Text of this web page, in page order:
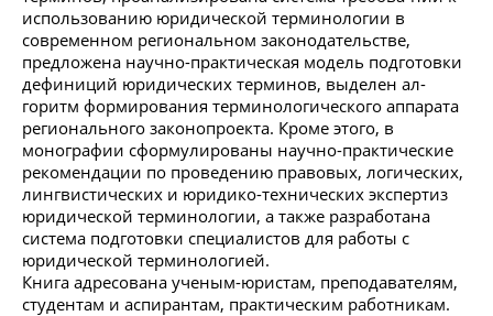
использованию юридической терминологии в
современном региональном законодательстве,
предложена научно-практическая модель подготовки
дефиниций юридических терминов, выделен ал-
горитм формирования терминологического аппарата
регионального законопроекта. Кроме этого, в
монографии сформулированы научно-практические
рекомендации по проведению правовых, логических,
лингвистических и юридико-технических экспертиз
юридической терминологии, а также разработана
система подготовки специалистов для работы с
юридической терминологией.
Книга адресована ученым-юристам, преподавателям,
студентам и аспирантам, практическим работникам.